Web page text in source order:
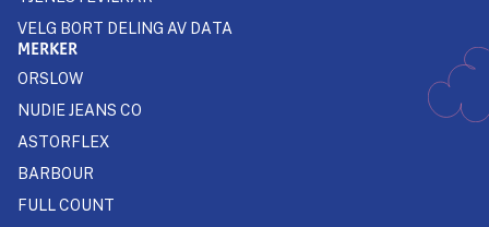
VELG BORT DELING AV DATA
MERKER
ORSLOW
NUDIE JEANS CO
ASTORFLEX
BARBOUR
FULL COUNT